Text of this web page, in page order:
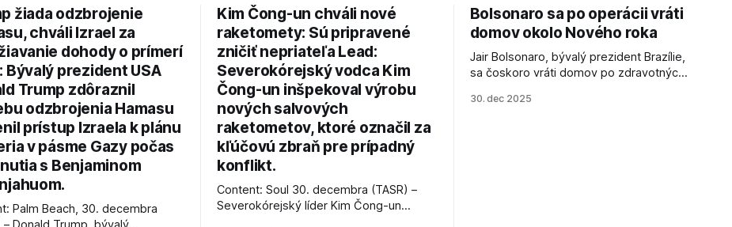
žiada odzbrojenie
chváli Izrael za
dohody o prímerí
Bývalý prezident USA
Trump zdôraznil
odzbrojenia Hamasu
prístup Izraela k plánu
v pásme Gazy počas
s Benjaminom
Palm Beach, 30. decembra
Kim Čong-un chváli nové
raketomety: Sú pripravené
zničiť nepriateľa Lead:
Severokórejský vodca Kim
Čong-un inšpekoval výrobu
nových salvových
raketometov, ktoré označil za
kľúčovú zbraň pre prípadný
konflikt.
Content: Soul 30. decembra (TASR) –
Severokórejský líder Kim Čong-un
Bolsonaro sa po operácii vráti
domov okolo Nového roka
Jair Bolsonaro, bývalý prezident Brazílie,
sa čoskoro vráti domov po zdravotných
30. dec 2025